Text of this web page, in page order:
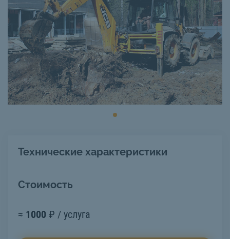
Технические характеристики
Стоимость
≈ 1000 ₽ / услуга